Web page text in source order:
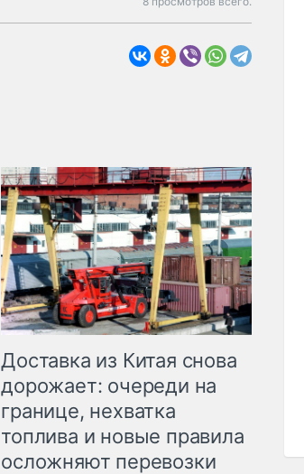
Доставка из Китая снова
дорожает: очереди на
границе, нехватка
топлива и новые правила
осложняют перевозки